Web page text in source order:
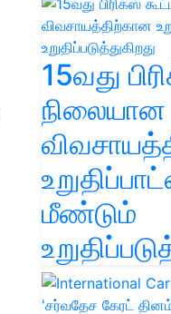
15வது
நிலையான
மீண்டும்